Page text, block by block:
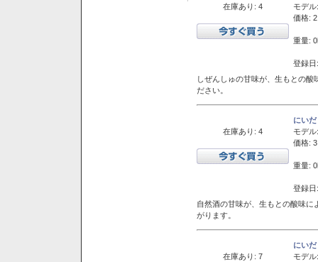
在庫あり: 4
モデル:
価格:
重量:
登録
しぜんしゅの甘味が、生もとの
ださい。
在庫あり: 4
にい
モデル:
価格:
重量:
登録
自然酒の甘味が、生もとの酸味
がります。
在庫あり: 7
にい
モデル: